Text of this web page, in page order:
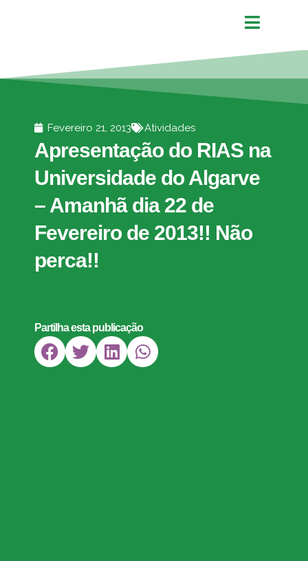
Fevereiro 21, 2013 Atividades
Apresentação do RIAS na
Universidade do Algarve
– Amanhã dia 22 de
Fevereiro de 2013!! Não
perca!!
Partilha esta publicação